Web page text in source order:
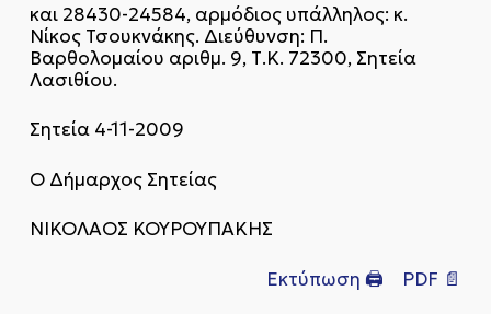
και 28430-24584, αρμόδιος υπάλληλος: κ.
Νίκος Τσουκνάκης. Διεύθυνση: Π.
Βαρθολομαίου αριθμ. 9, Τ.Κ. 72300, Σητεία
Λασιθίου.
Σητεία 4-11-2009
Ο Δήμαρχος Σητείας
ΝΙΚΟΛΑΟΣ ΚΟΥΡΟΥΠΑΚΗΣ
Εκτύπωση 🖨 PDF 📄